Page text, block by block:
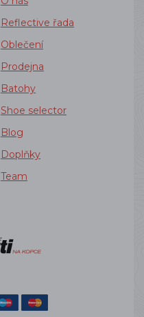
Reflective řada
Oblečení
Prodejna
Batohy
Shoe selector
Blog
Doplňky
Team